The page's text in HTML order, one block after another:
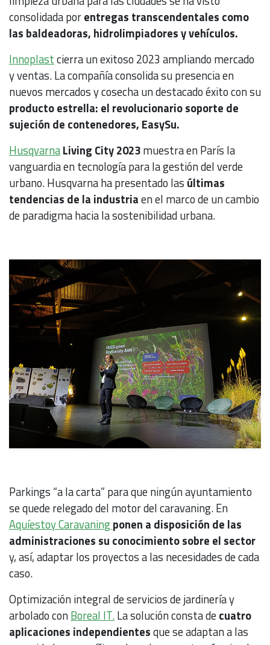
consolidada porentregas transcendentales como
las baldeadoras, hidrolimpiadores y vehículos.
Innoplastcierra un exitoso 2023 ampliando mercado
y ventas. La compañía consolida su presencia en
nuevos mercados y cosecha un destacado éxito con su
producto estrella: el revolucionario soporte de
sujeción de contenedores, EasySu.
HusqvarnaLiving City 2023muestra en París la
vanguardia en tecnología para la gestión del verde
urbano. Husqvarna ha presentado las últimas
tendencias de la industriaen el marco de un cambio
de paradigma hacia la sostenibilidad urbana.
Parkings “a la carta” para que ningún ayuntamiento
se quede relegado del motor del caravaning. En
Aquíestoy Caravaningponen a disposición de las
administraciones su conocimiento sobre el sector
y, así, adaptar los proyectos a las necesidades de cada
caso.
Optimización integral de servicios de jardinería y
arbolado conBoreal IT.La solución consta decuatro
aplicaciones independientesque se adaptan a las